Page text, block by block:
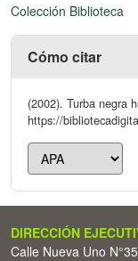
Colección Biblioteca
Cómo citar
(2002). Turba negra
https://
DIRECCIÓN
Calle Nueva Uno